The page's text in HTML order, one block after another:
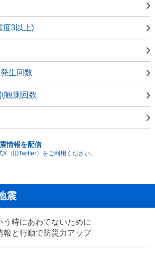
度3以上)
生回数
観測回数
情報を配信
（旧Twitter）をご利用ください。
震
う時にあわてないために
報と行動で防災力アップ